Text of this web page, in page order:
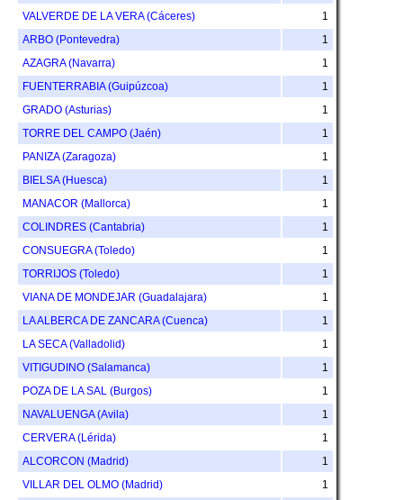
VALVERDE DE LA VERA (Cáceres)
1
ARBO (Pontevedra)
1
AZAGRA (Navarra)
1
FUENTERRABIA (Guipúzcoa)
1
GRADO (Asturias)
1
TORRE DEL CAMPO (Jaén)
1
PANIZA (Zaragoza)
1
BIELSA (Huesca)
1
MANACOR (Mallorca)
1
COLINDRES (Cantabria)
1
CONSUEGRA (Toledo)
1
TORRIJOS (Toledo)
1
VIANA DE MONDEJAR (Guadalajara)
1
LA ALBERCA DE ZANCARA (Cuenca)
1
LA SECA (Valladolid)
1
VITIGUDINO (Salamanca)
1
POZA DE LA SAL (Burgos)
1
NAVALUENGA (Avila)
1
CERVERA (Lérida)
1
ALCORCON (Madrid)
1
VILLAR DEL OLMO (Madrid)
1